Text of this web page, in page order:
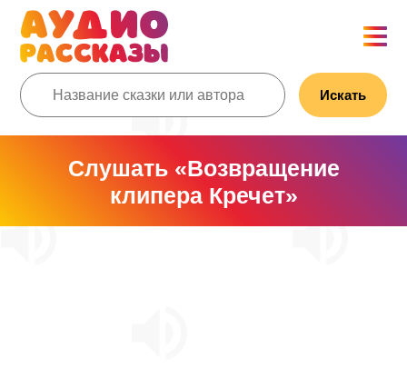
Искать
Слушать «Возвращение
клипера Кречет»